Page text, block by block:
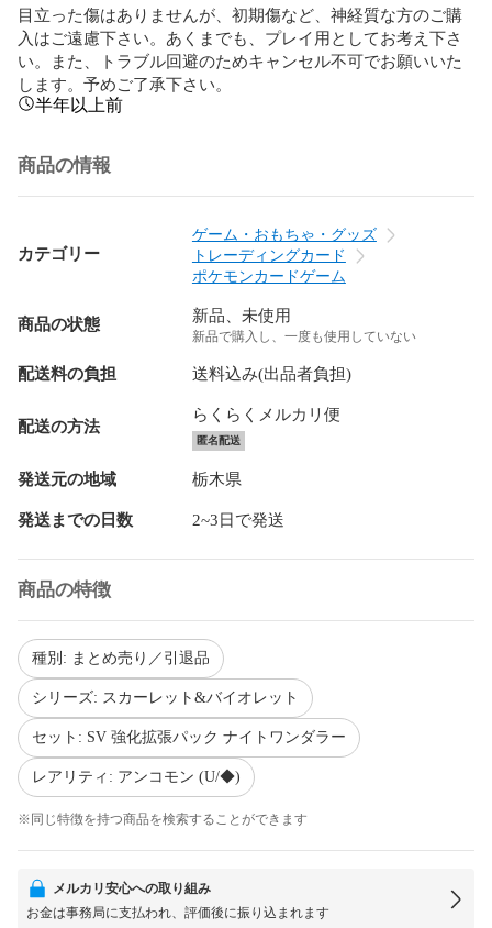
目立った傷はありませんが、初期傷など、神経質な方のご購
入はご遠慮下さい。あくまでも、プレイ用としてお考え下さ
い。また、トラブル回避のためキャンセル不可でお願いいた
します。予めご了承下さい。
半年以上前
商品の情報
カテゴリー
ゲーム・おもちゃ・グッズ
トレーディングカード
ポケモンカードゲーム
商品の状態 新品、未使用
新品で購入し、一度も使用していない
配送料の負担 送料込み(出品者負担)
配送の方法
らくらくメルカリ便
匿名配送
発送元の地域 栃木県
発送までの日数 2~3日で発送
商品の特徴
種別: まとめ売り／引退品
シリーズ: スカーレット&バイオレット
セット: SV 強化拡張パック ナイトワンダラー
レアリティ: アンコモン (U/◆)
※同じ特徴を持つ商品を検索することができます
メルカリ安心への取り組み
お金は事務局に支払われ、評価後に振り込まれます